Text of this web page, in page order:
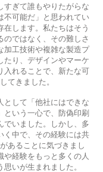
すぎて誰もやりたがらな
不可能だ」と思われてい
在します。私たちはそう
のではなく、その難しさ
加工技術や複雑な製造プ
たり、デザインやマーケ
入れることで、新たな可
てきました。
として「他社にはできな
という一心で、防偽印刷
でいました。しかし、多
く中で、その経験には共
あることに気づきまし
や経験をもっと多くの人
いが生まれました。